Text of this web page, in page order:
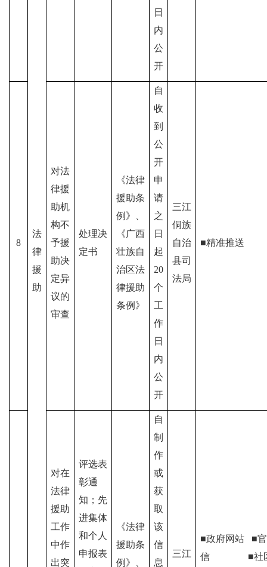
法
律
援
助
日
内
公
开
8
对法
律援
助机
构不
予援
助决
定异
议的
审查
处理决
定书
《法律
援助条
例》、
《广西
壮族自
治区法
律援助
条例》
自
收
到
公
开
申
请
之
日
起
20
个
工
作
日
内
公
开
三江
侗族
自治
县司
法局
■精准推送
对在
法律
援助
工作
中作
出突
评选表
彰通
知；先
进集体
和个人
申报表
《法律
援助条
例》、
自
制
作
或
获
取
该
信
息
三江
■政府网站 ■
信■社区/